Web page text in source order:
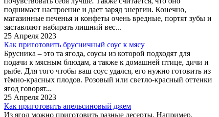
поднимает настроение и дает заряд энергии. Конечно,
магазинные печенья и конфеты очень вредные, портят зубы и
заставляют набирать лишний вес...
25 Апреля 2023
Как приготовить брусничный соус к мясу
Брусника – это та ягода, соусы из которой подходят для
подачи к мясным блюдам, а также к домашней птице, дичи и
рыбе. Для того чтобы ваш соус удался, его нужно готовить из
тёмно-красных плодов. Розовый или светло-красный оттенки
ягод говорят...
25 Апреля 2023
Как приготовить апельсиновый джем
Из ягод можно приготовить разные десерты. Например,